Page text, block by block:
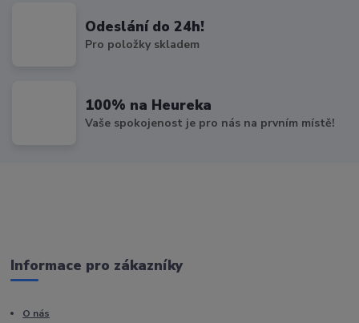
Odeslání do 24h!
Pro položky skladem
100% na Heureka
Vaše spokojenost je pro nás na prvním místě!
Informace pro zákazníky
O nás